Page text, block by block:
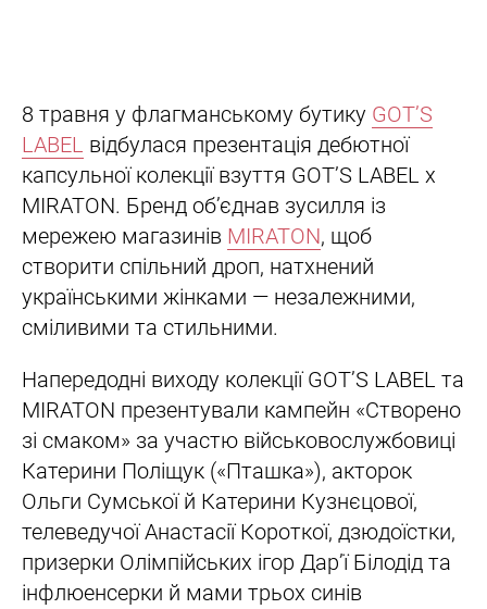
8 травня у флагманському бутику GOT’S
LABEL відбулася презентація дебютної
капсульної колекції взуття GOT’S LABEL x
MIRATON. Бренд об’єднав зусилля із
мережею магазинів MIRATON, щоб
створити спільний дроп, натхнений
українськими жінками — незалежними,
сміливими та стильними.
Напередодні виходу колекції GOT’S LABEL та
MIRATON презентували кампейн «Створено
зі смаком» за участю військовослужбовиці
Катерини Поліщук («Пташка»), акторок
Ольги Сумської й Катерини Кузнєцової,
телеведучої Анастасії Короткої, дзюдоїстки,
призерки Олімпійських ігор Дарʼї Білодід та
інфлюенсерки й мами трьох синів